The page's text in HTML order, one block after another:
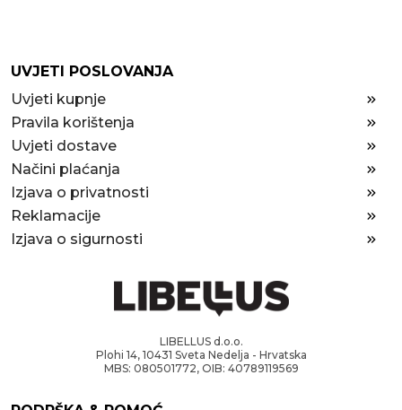
UVJETI POSLOVANJA
Uvjeti kupnje
Pravila korištenja
Uvjeti dostave
Načini plaćanja
Izjava o privatnosti
Reklamacije
Izjava o sigurnosti
LIBELLUS d.o.o.
Plohi 14, 10431 Sveta Nedelja - Hrvatska
MBS: 080501772, OIB: 40789119569